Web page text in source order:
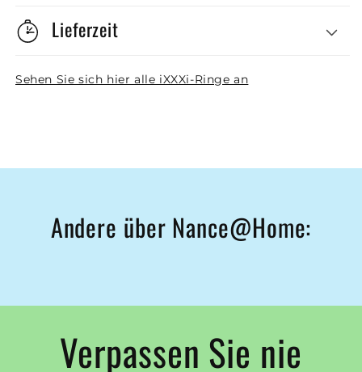
Lieferzeit
Sehen Sie sich hier alle iXXXi-Ringe an
Andere über Nance@Home:
Verpassen Sie nie